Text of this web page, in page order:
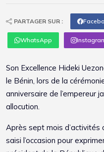
PARTAGER SUR :
WhatsApp
Son Excellence Hideki
le Bénin, lors de la
anniversaire de l’empereur
allocution.
Après sept mois d’activités
saisi l’occasion pour